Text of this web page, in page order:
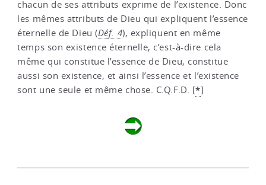
chacun de ses attributs exprime de l’existence. Donc
les mêmes attributs de Dieu qui expliquent l’essence
éternelle de Dieu (Déf. 4), expliquent en même
temps son existence éternelle, c’est-à-dire cela
même qui constitue l’essence de Dieu, constitue
aussi son existence, et ainsi l’essence et l’existence
sont une seule et même chose. C.Q.F.D. [*]